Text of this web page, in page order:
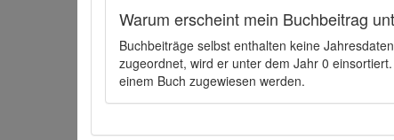
Warum erscheint mein Buchbeitrag
Buchbeiträge selbst enthalten keine
zugeordnet, wird er unter dem Jahr 0
einem Buch zugewiesen werden.